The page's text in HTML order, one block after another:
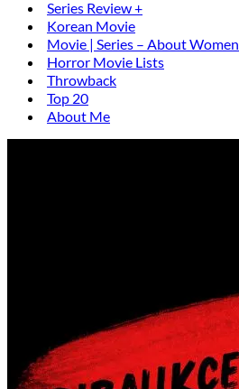
Series Review +
Korean Movie
Movie | Series – About Women
Horror Movie Lists
Throwback
Top 20
About Me